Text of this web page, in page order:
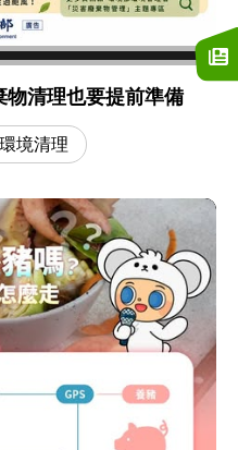
物清理也要提前準備
境清理